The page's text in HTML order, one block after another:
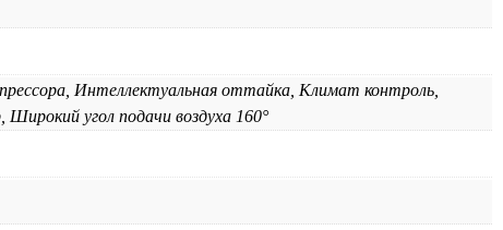
Интеллектуальная оттайка, Климат контроль,
угол подачи воздуха 160°